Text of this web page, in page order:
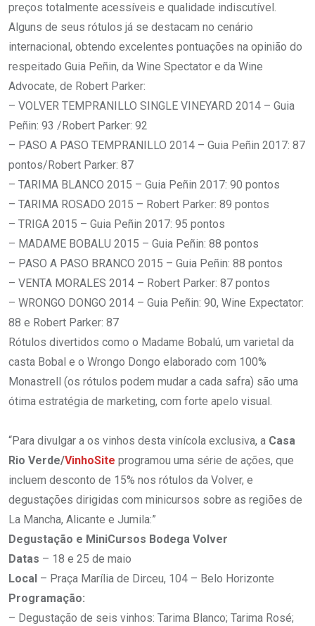
preços totalmente acessíveis e qualidade indiscutível.
Alguns de seus rótulos já se destacam no cenário
internacional, obtendo excelentes pontuações na opinião do
respeitado Guia Peñin, da Wine Spectator e da Wine
Advocate, de Robert Parker:
– VOLVER TEMPRANILLO SINGLE VINEYARD 2014 – Guia
Peñin: 93 /Robert Parker: 92
– PASO A PASO TEMPRANILLO 2014 – Guia Peñin 2017: 87
pontos/Robert Parker: 87
– TARIMA BLANCO 2015 – Guia Peñin 2017: 90 pontos
– TARIMA ROSADO 2015 – Robert Parker: 89 pontos
– TRIGA 2015 – Guia Peñin 2017: 95 pontos
– MADAME BOBALU 2015 – Guia Peñin: 88 pontos
– PASO A PASO BRANCO 2015 – Guia Peñin: 88 pontos
– VENTA MORALES 2014 – Robert Parker: 87 pontos
– WRONGO DONGO 2014 – Guia Peñin: 90, Wine Expectator:
88 e Robert Parker: 87
Rótulos divertidos como o Madame Bobalú, um varietal da
casta Bobal e o Wrongo Dongo elaborado com 100%
Monastrell (os rótulos podem mudar a cada safra) são uma
ótima estratégia de marketing, com forte apelo visual.
“Para divulgar a os vinhos desta vinícola exclusiva, a Casa
Rio Verde/VinhoSite programou uma série de ações, que
incluem desconto de 15% nos rótulos da Volver, e
degustações dirigidas com minicursos sobre as regiões de
La Mancha, Alicante e Jumila:”
Degustação e MiniCursos Bodega Volver
Datas – 18 e 25 de maio
Local – Praça Marília de Dirceu, 104 – Belo Horizonte
Programação:
– Degustação de seis vinhos: Tarima Blanco; Tarima Rosé;